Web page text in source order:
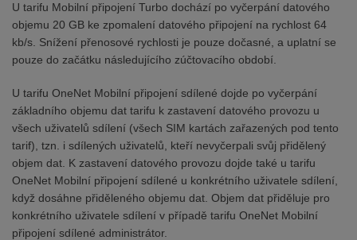
U tarifu Mobilní připojení Turbo dochází po vyčerpání datového
objemu 20 GB ke zpomalení datového připojení na rychlost 64
kb/s. Snížení přenosové rychlosti je pouze dočasné, a uplatní se
pouze do začátku následujícího zúčtovacího období.
U tarifu OneNet Mobilní připojení sdílené dojde po vyčerpání
základního objemu dat tarifu k zastavení datového provozu u
všech uživatelů sdílení (všech SIM kartách zařazených pod tento
tarif), tzn. i sdílených uživatelů, kteří nevyčerpali svůj přidělený
objem dat. K zastavení datového provozu dojde také u tarifu
OneNet Mobilní připojení sdílené u konkrétního uživatele sdílení,
když dosáhne přiděleného objemu dat. Objem dat přiděluje pro
konkrétního uživatele sdílení v případě tarifu OneNet Mobilní
připojení sdílené administrátor.